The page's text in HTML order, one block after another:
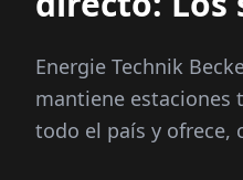
Energie Technik
mantiene estaciones
todo el país y ofrece,